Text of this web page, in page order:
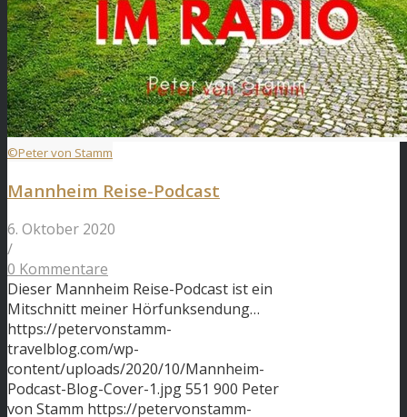
©Peter von Stamm
Mannheim Reise-Podcast
6. Oktober 2020
/
0 Kommentare
Dieser Mannheim Reise-Podcast ist ein
Mitschnitt meiner Hörfunksendung…
https://petervonstamm-
travelblog.com/wp-
content/uploads/2020/10/Mannheim-
Podcast-Blog-Cover-1.jpg551 900 Peter
von Stamm https://petervonstamm-